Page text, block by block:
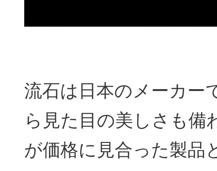
流石は日本のメーカー
ら見た目の美しさも備
が価格に見合った製品